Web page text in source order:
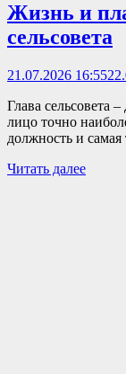
Жизнь и
сельсовета
21.07.2026 16:55
Глава сельсовета
лицо точно
должность и
Читать далее